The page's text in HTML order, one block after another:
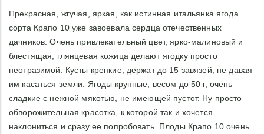
Прекрасная, жгучая, яркая, как истинная итальянка ягода
сорта Крапо 10 уже завоевала сердца отечественных
дачников. Очень привлекательный цвет, ярко-малиновый и
блестящая, глянцевая кожица делают ягодку просто
неотразимой. Кусты крепкие, держат до 15 завязей, не давая
им касаться земли. Ягоды крупные, весом до 50 г, очень
сладкие с нежной мякотью, не имеющей пустот. Ну просто
обворожительная красотка, к которой так и хочется
наклониться и сразу ее попробовать. Плоды Крапо 10 очень